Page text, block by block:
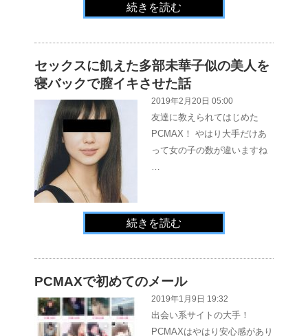
続きを読む
セックスに飢えた多部未華子似の美人を
寝バックで膣イキさせた話
2019年2月20日 05:00
友達に教えられてはじめた
PCMAX！ やはり大手だけあ
って女の子の数が違いますね
続きを読む
PCMAXで初めてのメール
2019年1月9日 19:32
出会い系サイトの大手！
PCMAXはやはり安心感があり